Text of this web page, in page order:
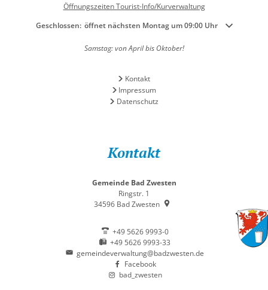
Öffnungszeiten Tourist-Info/Kurverwaltung
Klicken, um weitere Öffnungs- oder Schließzeiten auszublenden
Geschlossen: öffnet nächsten Montag um 09:00 Uhr
Samstag: von April bis Oktober!
Kontakt
Impressum
Datenschutz
Kontakt
Gemeinde Bad Zwesten
Ringstr. 1
34596 Bad Zwesten
+49 5626 9993-0
+49 5626 9993-33
gemeindeverwaltung@badzwesten.de
Facebook
bad_zwesten